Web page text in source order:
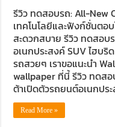
รีวิว ทดสอบรถ: All-New
เทคโนโลยีและฟังก์ชั่นตอ
สะดวกสบาย รีวิว ทดสอบ
อเนกประสงค์ SUV ไฮบ
รถสวยๆ เราขอแนะนำ
wallpaper ที่นี้ รีวิว ทดสอ
ต้าเปิดตัวรถยนต์อเนกปร
Read More »